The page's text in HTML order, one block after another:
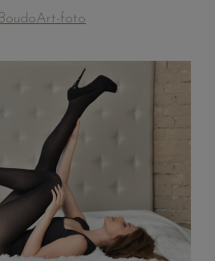
BoudoArt-foto